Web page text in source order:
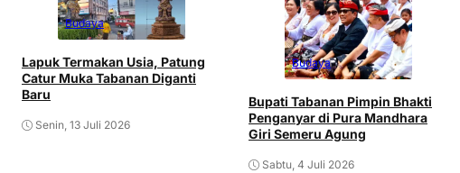
Budaya
Lapuk Termakan Usia, Patung
Catur Muka Tabanan Diganti
Baru
Senin, 13 Juli 2026
Budaya
Bupati Tabanan Pimpin Bhakti
Penganyar di Pura Mandhara
Giri Semeru Agung
Sabtu, 4 Juli 2026